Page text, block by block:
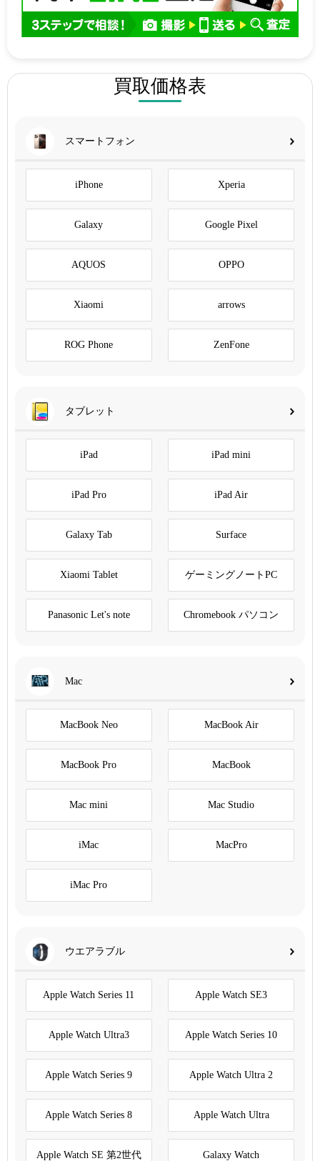
買取価格表
スマートフォン
iPhone Xperia
Galaxy Google Pixel
AQUOS OPPO
Xiaomi arrows
ROG Phone ZenFone
タブレット
iPad iPad mini
iPad Pro iPad Air
Galaxy Tab Surface
Xiaomi Tablet ゲーミングノートPC
Panasonic Let's note Chromebook パソコン
Mac
MacBook Neo MacBook Air
MacBook Pro MacBook
Mac mini Mac Studio
iMac MacPro
iMac Pro
ウエアラブル
Apple Watch Series 11 Apple Watch SE3
Apple Watch Ultra3 Apple Watch Series 10
Apple Watch Series 9 Apple Watch Ultra 2
Apple Watch Series 8 Apple Watch Ultra
Apple Watch SE 第2世代 Galaxy Watch